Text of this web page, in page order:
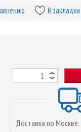
В закладки
Доставка по Москве: